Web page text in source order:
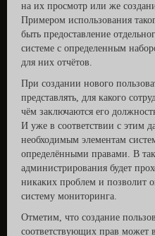
на их просмотр или же
Примером использования
быть предоставление
системе с определенным
для них отчётов.
При создании нового
представлять, для какого
чём заключаются его
И уже в соответствии с этим
необходимым элементам
определёнными правами. В
администрирования будет
никаких проблем и позволит
систему мониторинга.
Отметим, что создание
соответствующих прав может